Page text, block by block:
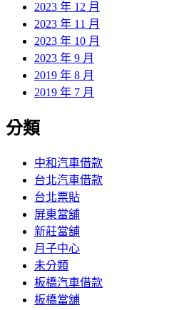
2023 年 12 月
2023 年 11 月
2023 年 10 月
2023 年 9 月
2019 年 8 月
2019 年 7 月
分類
中和汽車借款
台北汽車借款
台北票貼
屏東當舖
新莊當舖
月子中心
未分類
板橋汽車借款
板橋當舖